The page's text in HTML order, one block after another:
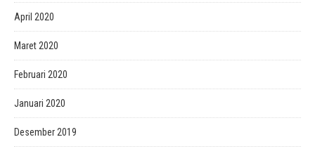
April 2020
Maret 2020
Februari 2020
Januari 2020
Desember 2019